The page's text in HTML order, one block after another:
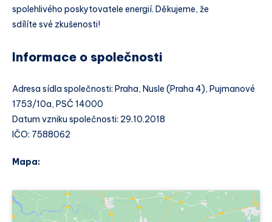
spolehlivého poskytovatele energií. Děkujeme, že
sdílíte své zkušenosti!
Informace o společnosti
Adresa sídla společnosti: Praha, Nusle (Praha 4), Pujmanové
1753/10a, PSČ 14000
Datum vzniku společnosti: 29.10.2018
IČO: 7588062
Mapa: